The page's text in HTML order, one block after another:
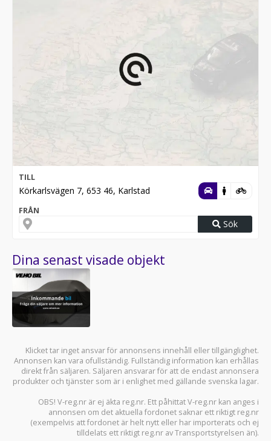
TILL
Körkarlsvägen 7, 653 46, Karlstad
FRÅN
Sök
Dina senast visade objekt
Klicket tar inget ansvar för annonsens innehåll eller tillgänglighet.
Annonsen kan vara ofullständig. Fullständig information kan erhållas
direkt från säljaren. Säljaren ansvarar för att de endast annonsera
produkter och tjänster som är i enlighet med gällande svenska lagar.
OBS! V-reg.nr är ej äkta reg.nr. Ett påhittat V-reg.nr kan anges i
annonsen om det aktuella fordonet saknar ett riktigt reg.nr
(exempelvis att fordonet är helt nytt eller har importerats och ej
tilldelats ett riktigt reg.nr av Transportstyrelsen än).